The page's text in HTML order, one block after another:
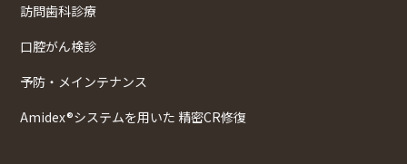
訪問歯科診療
口腔がん検診
予防・メインテナンス
Amidex®システムを用いた 精密CR修復